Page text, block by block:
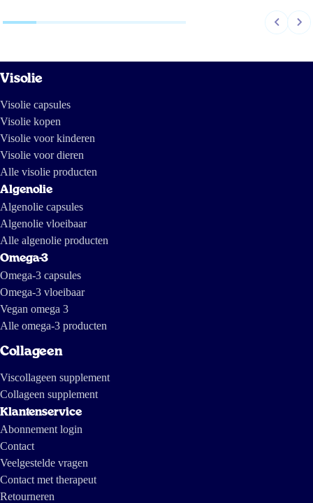
Visolie
Visolie capsules
Visolie kopen
Visolie voor kinderen
Visolie voor dieren
Alle visolie producten
Algenolie
Algenolie capsules
Algenolie vloeibaar
Alle algenolie producten
Omega-3
Omega-3 capsules
Omega-3 vloeibaar
Vegan omega 3
Alle omega-3 producten
Collageen
Viscollageen supplement
Collageen supplement
Klantenservice
Abonnement login
Contact
Veelgestelde vragen
Contact met therapeut
Retourneren